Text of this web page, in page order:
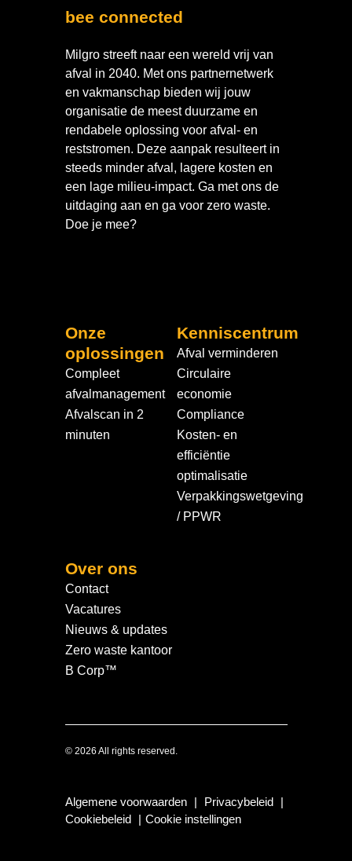
bee connected
Milgro streeft naar een wereld vrij van
afval in 2040. Met ons partnernetwerk
en vakmanschap bieden wij jouw
organisatie de meest duurzame en
rendabele oplossing voor afval- en
reststromen. Deze aanpak resulteert in
steeds minder afval, lagere kosten en
een lage milieu-impact. Ga met ons de
uitdaging aan en ga voor zero waste.
Doe je mee?
Onze
oplossingen
Compleet
afvalmanagement
Afvalscan in 2
minuten
Kenniscentrum
Afval verminderen
Circulaire
economie
Compliance
Kosten- en
efficiëntie
optimalisatie
Verpakkingswetgeving
/ PPWR
Over ons
Contact
Vacatures
Nieuws & updates
Zero waste kantoor
B Corp™
© 2026 All rights reserved.
Algemene voorwaarden | Privacybeleid
|
Cookiebeleid
| Cookie instellingen